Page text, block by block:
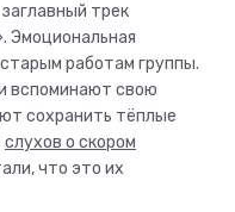
трек
Эмоциональная
работам группы.
вспоминают свою
сохранить тёплые
слухов о скором
что это их